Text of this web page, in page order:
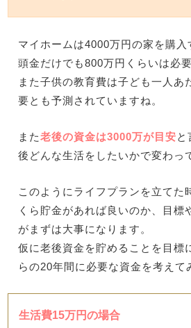
マイホームは4000万円の家を購入
頭金だけでも800万円くらいは必要
また子供の教育費は子ども一人あ
要とも予測されていますね。
また老後の資金は3000万が目安と
後どんな生活をしたいかで変わっ
このようにライフプランを立てた
くら貯金があれば良いのか、目標
がまずは大事になります。
仮に老後資金を貯めることを目標
らの20年間に必要な資金を考えて
生活費15万円の場合